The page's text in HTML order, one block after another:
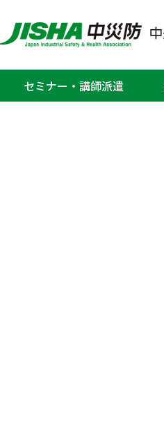
セミナー・講師派遣